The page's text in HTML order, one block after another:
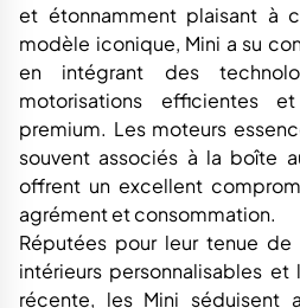
et étonnamment plaisant à
modèle iconique, Mini a su
en intégrant des
motorisations efficientes
premium. Les moteurs
souvent associés à la boîte
offrent un excellent
agrément et consommation.
Réputées pour leur tenue
intérieurs personnalisables
récente, les Mini séduisent